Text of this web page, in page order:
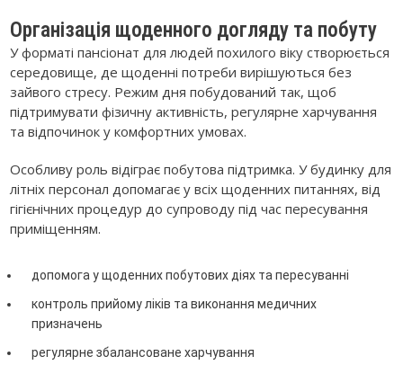
Організація щоденного догляду та побуту
У форматі пансіонат для людей похилого віку створюється
середовище, де щоденні потреби вирішуються без
зайвого стресу. Режим дня побудований так, щоб
підтримувати фізичну активність, регулярне харчування
та відпочинок у комфортних умовах.
Особливу роль відіграє побутова підтримка. У будинку для
літніх персонал допомагає у всіх щоденних питаннях, від
гігієнічних процедур до супроводу під час пересування
приміщенням.
допомога у щоденних побутових діях та пересуванні
контроль прийому ліків та виконання медичних
призначень
регулярне збалансоване харчування